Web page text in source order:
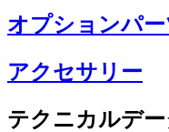
オプションパー
アクセサリー
テクニカルデー